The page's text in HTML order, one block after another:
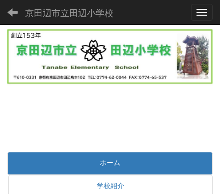
京田辺市立田辺小学校
ホーム
学校紹介